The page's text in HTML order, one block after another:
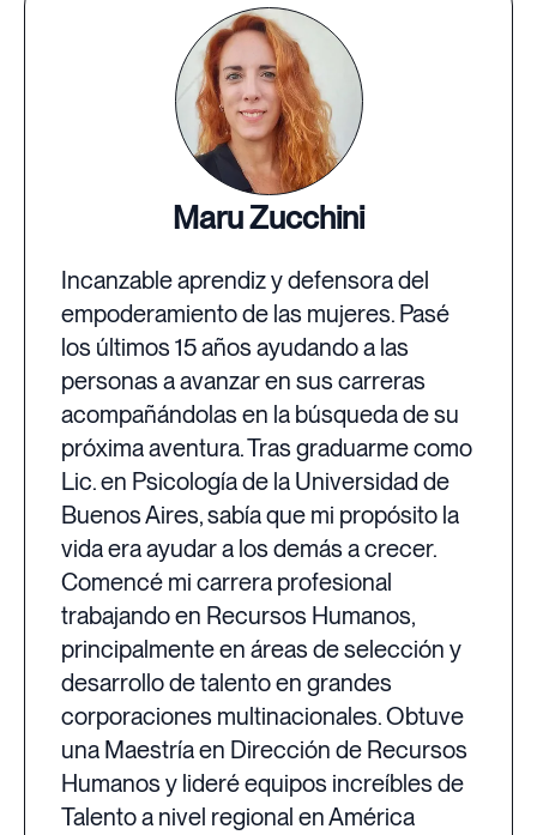
Maru Zucchini
Incanzable aprendiz y defensora del
empoderamiento de las mujeres. Pasé
los últimos 15 años ayudando a las
personas a avanzar en sus carreras
acompañándolas en la búsqueda de su
próxima aventura. Tras graduarme como
Lic. en Psicología de la Universidad de
Buenos Aires, sabía que mi propósito la
vida era ayudar a los demás a crecer.
Comencé mi carrera profesional
trabajando en Recursos Humanos,
principalmente en áreas de selección y
desarrollo de talento en grandes
corporaciones multinacionales. Obtuve
una Maestría en Dirección de Recursos
Humanos y lideré equipos increíbles de
Talento a nivel regional en América